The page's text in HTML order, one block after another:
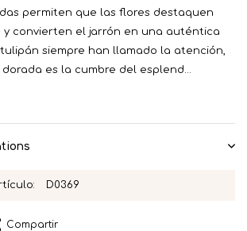
permiten que las flores destaquen
y convierten el jarrón en una auténtica
tulipán siempre han llamado la atención,
es la cumbre del esplend...
D0369
Compartir